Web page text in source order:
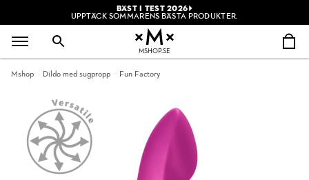
BÄST I TEST 2026
UPPTÄCK SOMMARENS BÄSTA PRODUKTER.
MSHOP.SE
Mshop Dildo med sugpropp Fun Factory